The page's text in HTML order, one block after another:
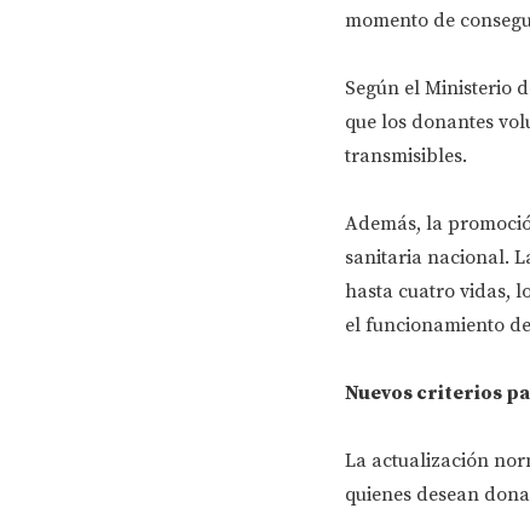
momento de
Según el Ministerio
que los donantes
transmisibles.
Además, la
sanitaria nacional.
hasta cuatro vidas,
el funcionamiento
Nuevos criterios
La actualización
quienes desean